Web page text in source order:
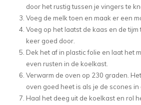
door het rustig tussen je vingers te
Voeg de melk toen en maak er een
Voeg op het laatst de kaas en de
keer goed door.
Dek het af in plastic folie en laat het
even rusten in de koelkast.
Verwarm de oven op 230 graden.
oven goed heet is als je de scones in
Haal het deeg uit de koelkast en rol